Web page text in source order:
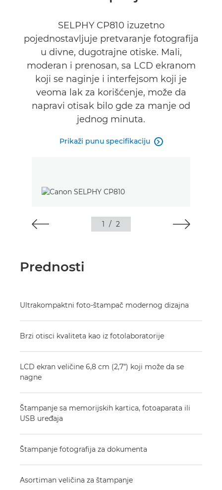
SELPHY CP810 izuzetno
pojednostavljuje pretvaranje fotografija
u divne, dugotrajne otiske. Mali,
moderan i prenosan, sa LCD ekranom
koji se naginje i interfejsom koji je
veoma lak za korišćenje, može da
napravi otisak bilo gde za manje od
jednog minuta.
Prikaži punu specifikaciju 
1 / 2
Prednosti
Ultrakompaktni foto-štampač modernog dizajna
Brzi otisci kvaliteta kao iz fotolaboratorije
LCD ekran veličine 6,8 cm (2,7”) koji može da se
nagne
Štampanje sa memorijskih kartica, fotoaparata ili
USB uređaja
Štampanje fotografija za dokumenta
Asortiman veličina za štampanje